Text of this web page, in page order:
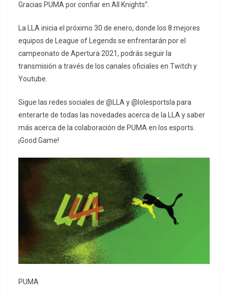
Gracias PUMA por confiar en All Knights”.
La LLA inicia el próximo 30 de enero, donde los 8 mejores
equipos de League of Legends se enfrentarán por el
campeonato de Apertura 2021, podrás seguir la
transmisión a través de los canales oficiales en Twitch y
Youtube.
Sigue las redes sociales de @LLA y @lolesportsla para
enterarte de todas las novedades acerca de la LLA y saber
más acerca de la colaboración de PUMA en los esports.
¡Good Game!
PUMA